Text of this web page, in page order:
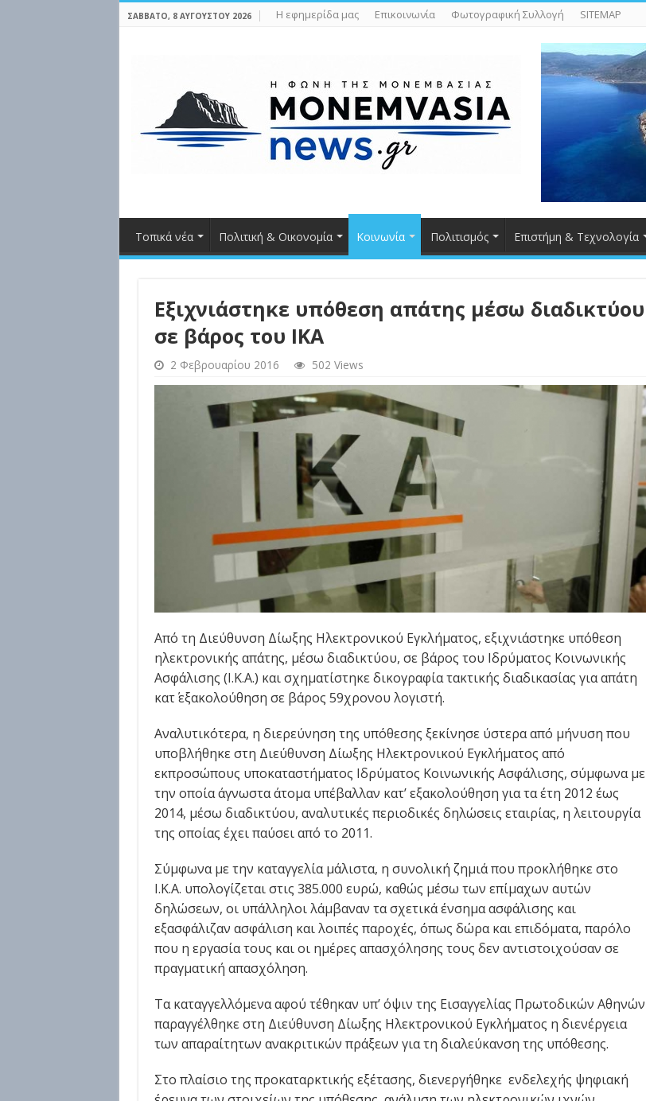
ΣΆΒΒΑΤΟ, 8 ΑΥΓΟΎΣΤΟΥ 2026 Η εφημερίδα μας Επικοινωνία Φωτογραφική Συλλογή SITEMAP
Τοπικά νέα Πολιτική & Οικονομία Κοινωνία Πολιτισμός Επιστήμη & Τεχνολογία
Εξιχνιάστηκε υπόθεση απάτης μέσω διαδικτύου
σε βάρος του ΙΚΑ
2 Φεβρουαρίου 2016 502 Views
Από τη Διεύθυνση Δίωξης Ηλεκτρονικού Εγκλήματος, εξιχνιάστηκε υπόθεση
ηλεκτρονικής απάτης, μέσω διαδικτύου, σε βάρος του Ιδρύματος Κοινωνικής
Ασφάλισης (Ι.Κ.Α.) και σχηματίστηκε δικογραφία τακτικής διαδικασίας για απάτη
κατ΄ εξακολούθηση σε βάρος 59χρονου λογιστή.
Αναλυτικότερα, η διερεύνηση της υπόθεσης ξεκίνησε ύστερα από μήνυση που
υποβλήθηκε στη Διεύθυνση Δίωξης Ηλεκτρονικού Εγκλήματος από
εκπροσώπους υποκαταστήματος Ιδρύματος Κοινωνικής Ασφάλισης, σύμφωνα με
την οποία άγνωστα άτομα υπέβαλλαν κατ’ εξακολούθηση για τα έτη 2012 έως
2014, μέσω διαδικτύου, αναλυτικές περιοδικές δηλώσεις εταιρίας, η λειτουργία
της οποίας έχει παύσει από το 2011.
Σύμφωνα με την καταγγελία μάλιστα, η συνολική ζημιά που προκλήθηκε στο
Ι.Κ.Α. υπολογίζεται στις 385.000 ευρώ, καθώς μέσω των επίμαχων αυτών
δηλώσεων, οι υπάλληλοι λάμβαναν τα σχετικά ένσημα ασφάλισης και
εξασφάλιζαν ασφάλιση και λοιπές παροχές, όπως δώρα και επιδόματα, παρόλο
που η εργασία τους και οι ημέρες απασχόλησης τους δεν αντιστοιχούσαν σε
πραγματική απασχόληση.
Τα καταγγελλόμενα αφού τέθηκαν υπ’ όψιν της Εισαγγελίας Πρωτοδικών Αθηνών
παραγγέλθηκε στη Διεύθυνση Δίωξης Ηλεκτρονικού Εγκλήματος η διενέργεια
των απαραίτητων ανακριτικών πράξεων για τη διαλεύκανση της υπόθεσης.
Στο πλαίσιο της προκαταρκτικής εξέτασης, διενεργήθηκε ενδελεχής ψηφιακή